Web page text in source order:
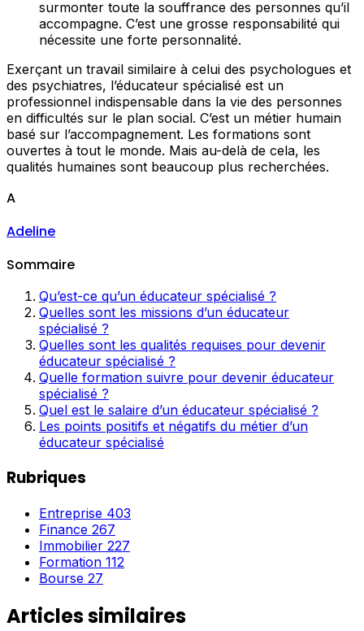
surmonter toute la souffrance des personnes qu’il
accompagne. C’est une grosse responsabilité qui
nécessite une forte personnalité.
Exerçant un travail similaire à celui des psychologues et
des psychiatres, l’éducateur spécialisé est un
professionnel indispensable dans la vie des personnes
en difficultés sur le plan social. C’est un métier humain
basé sur l’accompagnement. Les formations sont
ouvertes à tout le monde. Mais au-delà de cela, les
qualités humaines sont beaucoup plus recherchées.
A
Adeline
Sommaire
Qu’est-ce qu’un éducateur spécialisé ?
Quelles sont les missions d’un éducateur
spécialisé ?
Quelles sont les qualités requises pour devenir
éducateur spécialisé ?
Quelle formation suivre pour devenir éducateur
spécialisé ?
Quel est le salaire d’un éducateur spécialisé ?
Les points positifs et négatifs du métier d’un
éducateur spécialisé
Rubriques
Entreprise 403
Finance 267
Immobilier 227
Formation 112
Bourse 27
Articles similaires